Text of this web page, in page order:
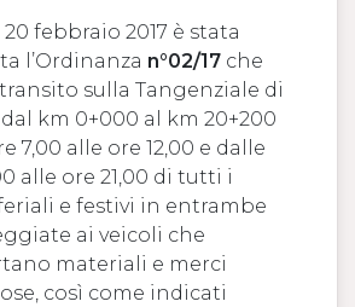
febbraio 2017 è stata
l’Ordinanza n°02/17 che
sulla Tangenziale di
km 0+000 al km 20+200
7,00 alle ore 12,00 e dalle
alle ore 21,00 di tutti i
e festivi in entrambe
ai veicoli che
materiali e merci
così come indicati